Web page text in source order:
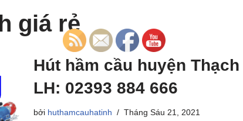
giá rẻ
Hút hầm cầu huyện
LH: 02393 884 666
bởi huthamcauhatinh Tháng Sáu 21, 2021